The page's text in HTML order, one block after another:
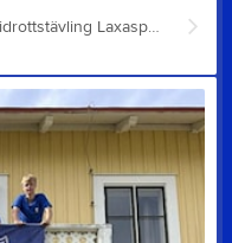
Välkomna att anmäla er till vår egen friidrottstävling Laxaspelen! Vi ser gärna att så många som möjligt från IFK Halmstad anmäler sig (tävlingsavgiften för IFK:are betalar klubben). Mer information, inbjudan och länk till anmälan finns på Laxaspelens hemsida. Mångkampsmedalj i åldersklasser upp t.o.m 11 år om man genomför mer än en gren. Glöm inte heller att anmäla er till att vara funktionär under Laxaspelen, vi lovar, det är kul att vara med och hjälpa till! Frågor besvaras via laxaspelen@ifkhalmstad.se Välkomna att anmäla tävlande och funktionärer! //Laxaspelsgruppen